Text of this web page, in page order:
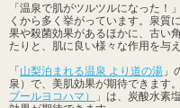
「温泉で肌がツルツルになった
くから多く挙がっています。泉質
果や殺菌効果があるほかに、古い
たりと、肌に良い様々な作用を与
「山梨泊まれる温泉 より道の湯 」
泉）で、美肌効果が期待できます
ブールヨコハマ）
」は、炭酸水素